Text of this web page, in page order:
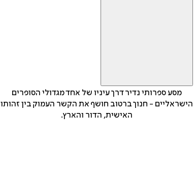
מסע ספרותי נדיר דרך עיניו של אחד מגדולי הסופרים
הישראליים - חנוך ברטוב חושף את הקשר העמוק בין זהותו
האישית, הדור והארץ.